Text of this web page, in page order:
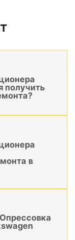
получить
в